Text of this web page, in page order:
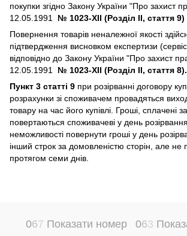
покупки згідно Закону України "Про захист
12.05.1991 № 1023-XII (Розділ II, стаття 9)
Повернення товарів неналежної якості
підтвердження висновком експертизи
відповідно до Закону України "Про захист
12.05.1991 № 1023-XII (Розділ II, стаття 8).
Пункт 3 статті 9 при розірванні договору
розрахунки зі споживачем провадяться
товару на час його купівлі. Гроші, сплачені
повертаються споживачеві у день
неможливості повернути гроші у день
інший строк за домовленістю сторін, але не
протягом семи днів.
067 Показати номер 063